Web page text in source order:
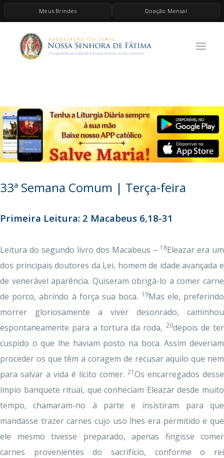
Meus Brindes Doação Mensal
HOME
A ASSOCIAÇÃO
AS MELHORES MÚSICAS CATÓLICAS
BRINDES
QUERO DOAR
33ª Semana Comum | Terça-feira
Primeira Leitura: 2 Macabeus 6,18-31
Leitura do segundo livro dos Macabeus – 18Eleazar era um
dos principais doutores da Lei, homem de idade avançada e
de venerável aparência. Quiseram obrigá-lo a comer carne
de porco, abrindo à força sua boca. 19Mas ele, preferindo
morrer gloriosamente a viver desonrado, caminhou
espontaneamente para a tortura da roda, 20depois de ter
cuspido o que lhe haviam posto na boca. Assim deveriam
proceder os que têm a coragem de recusar aquilo que nem
para salvar a vida é lícito comer. 21Os encarregados desse
ímpio banquete ritual, que conheciam Eleazar desde muito
tempo, chamaram-no à parte e insistiram para que
mandasse trazer carnes cujo uso lhes era permitido e que
ele mesmo tivesse preparado, apenas fingisse comer
carnes provenientes do sacrifício, conforme o rei